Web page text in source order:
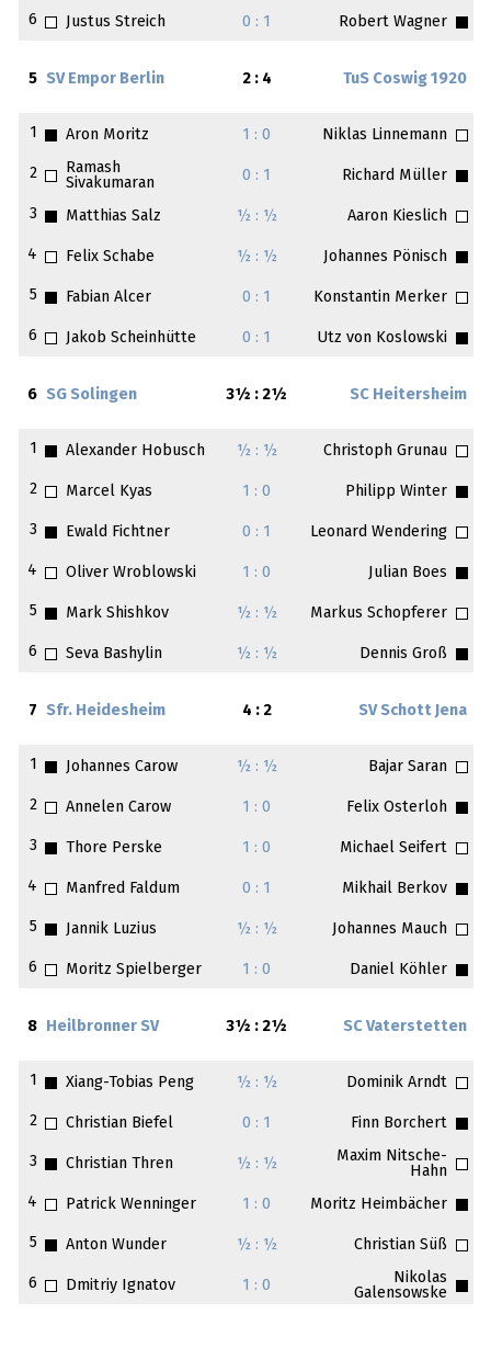
6 Justus Streich 0 : 1 Robert Wagner
5 SV Empor Berlin 2 : 4 TuS Coswig 1920
1 Aron Moritz 1 : 0 Niklas Linnemann
2
Ramash
Sivakumaran
0 : 1 Richard Müller
3 Matthias Salz ½ : ½ Aaron Kieslich
4 Felix Schabe ½ : ½ Johannes Pönisch
5 Fabian Alcer 0 : 1 Konstantin Merker
6 Jakob Scheinhütte 0 : 1 Utz von Koslowski
6 SG Solingen 3½ : 2½ SC Heitersheim
1 Alexander Hobusch ½ : ½ Christoph Grunau
2 Marcel Kyas 1 : 0 Philipp Winter
3 Ewald Fichtner 0 : 1 Leonard Wendering
4 Oliver Wroblowski 1 : 0 Julian Boes
5 Mark Shishkov ½ : ½ Markus Schopferer
6 Seva Bashylin ½ : ½ Dennis Groß
7 Sfr. Heidesheim 4 : 2 SV Schott Jena
1 Johannes Carow ½ : ½ Bajar Saran
2 Annelen Carow 1 : 0 Felix Osterloh
3 Thore Perske 1 : 0 Michael Seifert
4 Manfred Faldum 0 : 1 Mikhail Berkov
5 Jannik Luzius ½ : ½ Johannes Mauch
6 Moritz Spielberger 1 : 0 Daniel Köhler
8 Heilbronner SV 3½ : 2½ SC Vaterstetten
1 Xiang-Tobias Peng ½ : ½ Dominik Arndt
2 Christian Biefel 0 : 1 Finn Borchert
3 Christian Thren ½ : ½
Maxim Nitsche-
Hahn
4
Patrick Wenninger 1 : 0 Moritz Heimbächer
5 Anton Wunder ½ : ½ Christian Süß
6 Dmitriy Ignatov 1 : 0
Nikolas
Galensowske